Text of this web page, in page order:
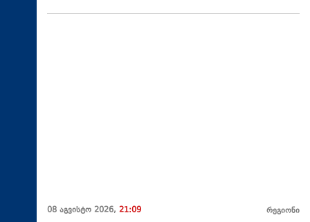
08 აგვისტო 2026, 21:09 რეგიონი